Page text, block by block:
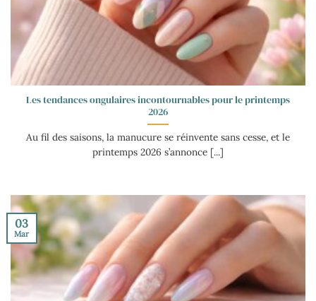
Les tendances ongulaires incontournables pour le printemps
2026
Au fil des saisons, la manucure se réinvente sans cesse, et le
printemps 2026 s’annonce [...]
03
Mar